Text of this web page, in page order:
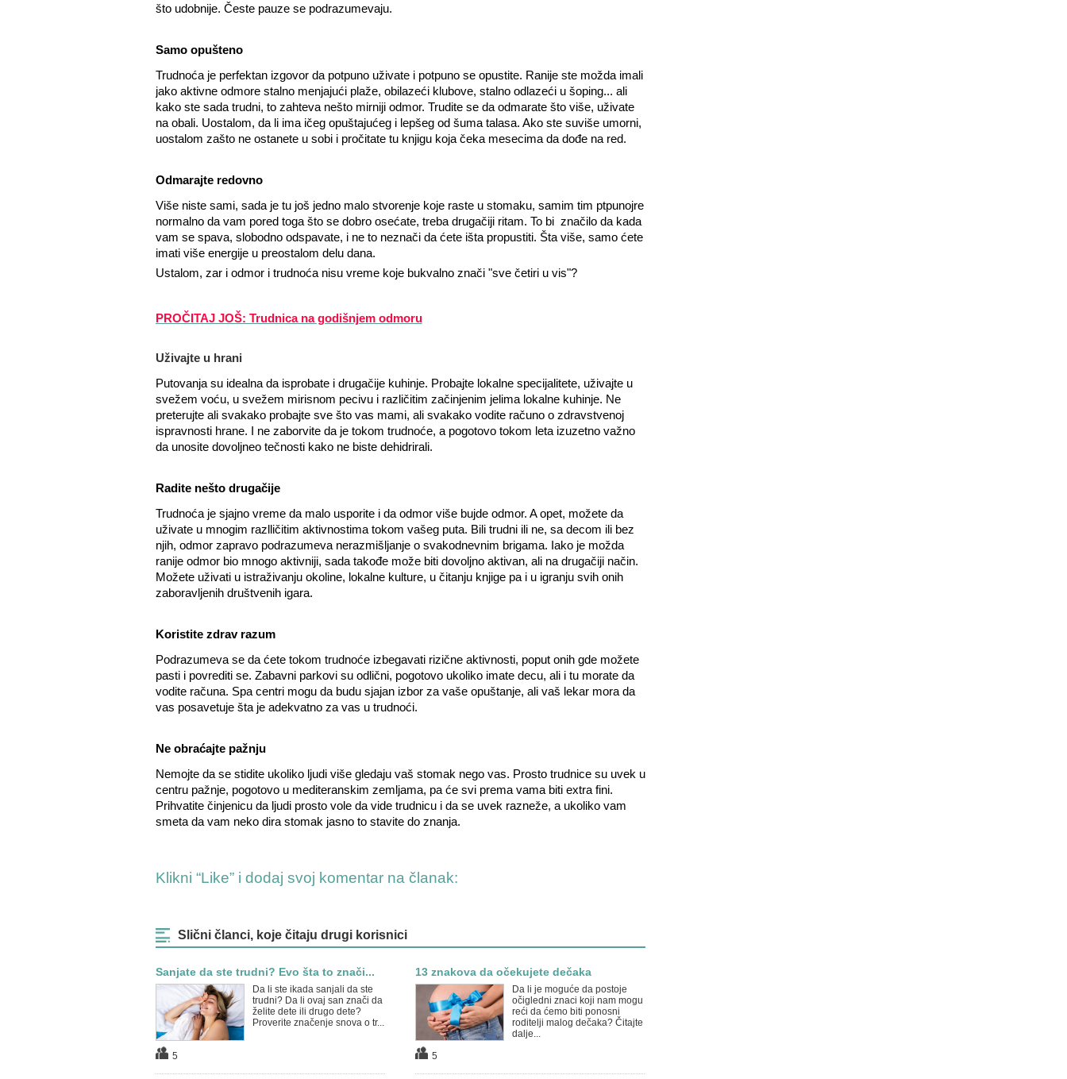
što udobnije. Česte pauze se podrazumevaju.
Samo opušteno
Trudnoća je perfektan izgovor da potpuno uživate i potpuno se opustite. Ranije ste možda imali
jako aktivne odmore stalno menjajući plaže, obilazeći klubove, stalno odlazeći u šoping... ali
kako ste sada trudni, to zahteva nešto mirniji odmor. Trudite se da odmarate što više, uživate
na obali. Uostalom, da li ima ičeg opuštajućeg i lepšeg od šuma talasa. Ako ste suviše umorni,
uostalom zašto ne ostanete u sobi i pročitate tu knjigu koja čeka mesecima da dođe na red.
Odmarajte redovno
Više niste sami, sada je tu još jedno malo stvorenje koje raste u stomaku, samim tim ptpunojre
normalno da vam pored toga što se dobro osećate, treba drugačiji ritam. To bi značilo da kada
vam se spava, slobodno odspavate, i ne to neznači da ćete išta propustiti. Šta više, samo ćete
imati više energije u preostalom delu dana.
Ustalom, zar i odmor i trudnoća nisu vreme koje bukvalno znači "sve četiri u vis"?
PROČITAJ JOŠ: Trudnica na godišnjem odmoru
Uživajte u hrani
Putovanja su idealna da isprobate i drugačije kuhinje. Probajte lokalne specijalitete, uživajte u
svežem voću, u svežem mirisnom pecivu i različitim začinjenim jelima lokalne kuhinje. Ne
preterujte ali svakako probajte sve što vas mami, ali svakako vodite računo o zdravstvenoj
ispravnosti hrane. I ne zaborvite da je tokom trudnoće, a pogotovo tokom leta izuzetno važno
da unosite dovoljneo tečnosti kako ne biste dehidrirali.
Radite nešto drugačije
Trudnoća je sjajno vreme da malo usporite i da odmor više bujde odmor. A opet, možete da
uživate u mnogim razlličitim aktivnostima tokom vašeg puta. Bili trudni ili ne, sa decom ili bez
njih, odmor zapravo podrazumeva nerazmišljanje o svakodnevnim brigama. Iako je možda
ranije odmor bio mnogo aktivniji, sada takođe može biti dovoljno aktivan, ali na drugačiji način.
Možete uživati u istraživanju okoline, lokalne kulture, u čitanju knjige pa i u igranju svih onih
zaboravljenih društvenih igara.
Koristite zdrav razum
Podrazumeva se da ćete tokom trudnoće izbegavati rizične aktivnosti, poput onih gde možete
pasti i povrediti se. Zabavni parkovi su odlični, pogotovo ukoliko imate decu, ali i tu morate da
vodite računa. Spa centri mogu da budu sjajan izbor za vaše opuštanje, ali vaš lekar mora da
vas posavetuje šta je adekvatno za vas u trudnoći.
Ne obraćajte pažnju
Nemojte da se stidite ukoliko ljudi više gledaju vaš stomak nego vas. Prosto trudnice su uvek u
centru pažnje, pogotovo u mediteranskim zemljama, pa će svi prema vama biti extra fini.
Prihvatite činjenicu da ljudi prosto vole da vide trudnicu i da se uvek razneže, a ukoliko vam
smeta da vam neko dira stomak jasno to stavite do znanja.
Klikni “Like” i dodaj svoj komentar na članak:
Slični članci, koje čitaju drugi korisnici
Sanjate da ste trudni? Evo šta to znači...
Da li ste ikada sanjali da ste
trudni? Da li ovaj san znači da
želite dete ili drugo dete?
Proverite značenje snova o tr...
5
13 znakova da očekujete dečaka
Da li je moguće da postoje
očigledni znaci koji nam mogu
reći da ćemo biti ponosni
roditelji malog dečaka? Čitajte
dalje...
5